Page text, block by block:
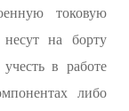
токовую
на борту
в работе
либо